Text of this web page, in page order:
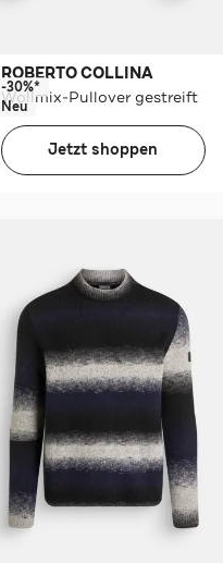
ROBERTO COLLINA
Wollmix-Pullover gestreift
-30%*
Neu
Jetzt shoppen